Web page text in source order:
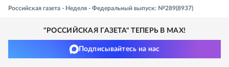
Российская газета - Неделя - Федеральный выпуск: №289(8937)
"РОССИЙСКАЯ ГАЗЕТА" ТЕПЕРЬ В MAX!
Подписывайтесь на нас